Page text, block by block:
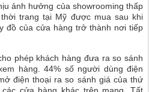
ảnh hưởng của showrooming thấp
trang tại Mỹ được mua sau khi
đồ của cửa hàng trở thành nơi tiếp
phép khách hàng đưa ra so sánh
hàng. 44% số người dùng điện
điện thoại ra so sánh giá của thứ